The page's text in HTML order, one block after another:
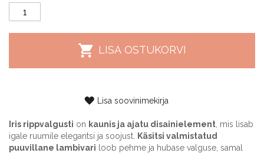
LISA OSTUKORVI
Lisa soovinimekirja
Iris rippvalgusti on kaunis ja ajatu disainielement , mis lisab
igale ruumile elegantsi ja soojust.
Käsitsi valmistatud
puuvillane lambivari loob pehme ja hubase valguse, samal